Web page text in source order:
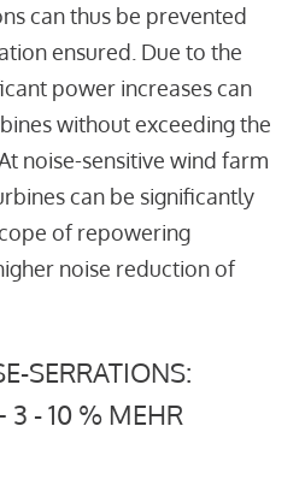
can thus be prevented
ensured. Due to the
power increases can
without exceeding the
noise-sensitive wind farm
can be significantly
of repowering
noise reduction of
SERRATIONS:
3 - 10 % MEHR